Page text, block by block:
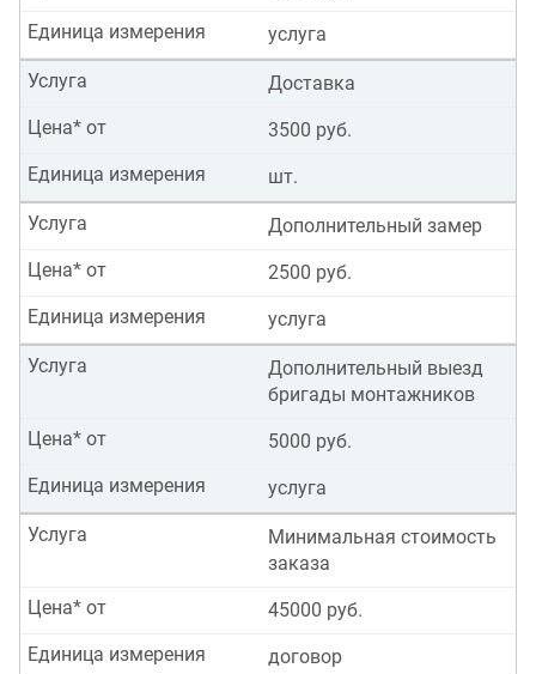
услуга
Единица измерения
Доставка
Услуга
3500 руб.
Цена* от
шт.
Единица измерения
Дополнительный замер
Услуга
2500 руб.
Цена* от
услуга
Единица измерения
Дополнительный выезд
бригады монтажников
Услуга
5000 руб.
Цена* от
услуга
Единица измерения
Минимальная стоимость
заказа
Услуга
45000 руб.
Цена* от
договор
Единица измерения